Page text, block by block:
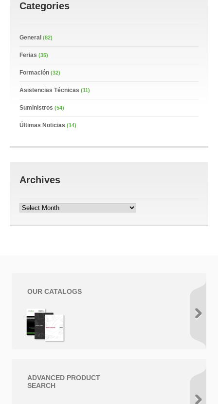
Categories
General (82)
Ferias (35)
Formación (32)
Asistencias Técnicas (11)
Suministros (54)
Últimas Noticias (14)
Archives
Archives
OUR CATALOGS
ADVANCED PRODUCT
SEARCH